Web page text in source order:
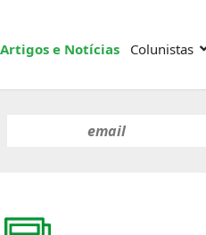
Artigos e Notícias Colunistas